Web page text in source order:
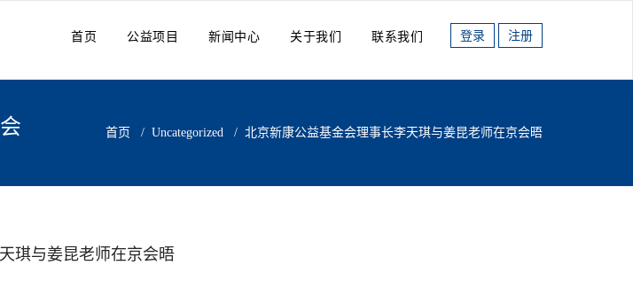
首页 公益项目 新闻中心 关于我们 联系我们 登录 注册
首页 / Uncategorized / 北京新康公益基金会理事长李天琪与姜昆老师在京会晤
琪与姜昆老师在京会晤